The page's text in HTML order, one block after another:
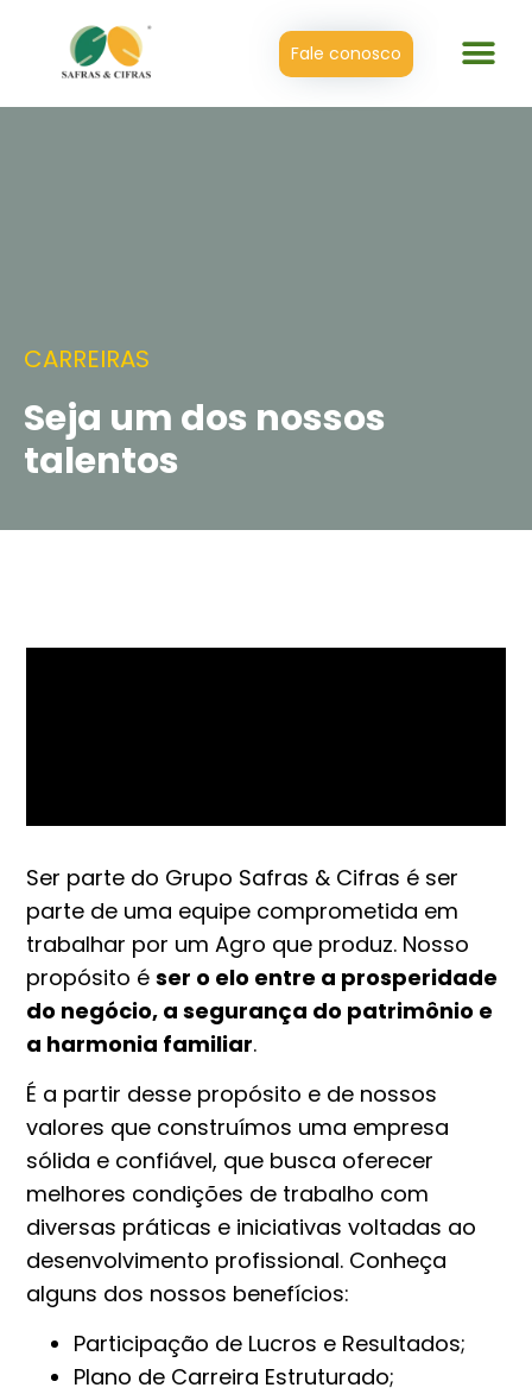
Fale conosco
CARREIRAS
Seja um dos nossos
talentos
Ser parte do Grupo Safras & Cifras é ser
parte de uma equipe comprometida em
trabalhar por um Agro que produz. Nosso
propósito éser o elo entre a prosperidade
do negócio, a segurança do patrimônio e
a harmonia familiar.
É a partir desse propósito e de nossos
valores que construímos uma empresa
sólida e confiável, que busca oferecer
melhores condições de trabalho com
diversas práticas e iniciativas voltadas ao
desenvolvimento profissional. Conheça
alguns dos nossos benefícios:
Participação de Lucros e Resultados;
Plano de Carreira Estruturado;